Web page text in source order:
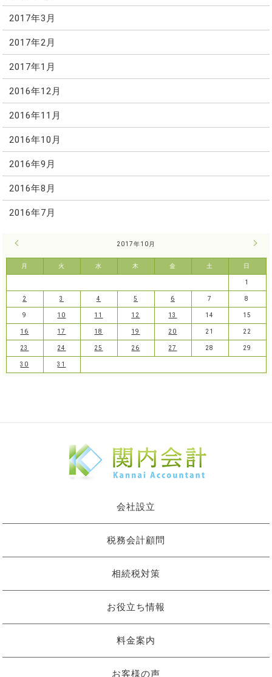
2017年3月
2017年2月
2017年1月
2016年12月
2016年11月
2016年10月
2016年9月
2016年8月
2016年7月
2017年10月
月 火 水 木 金 土 日
11
1
2 3 4 5 6 7 8
9 10 11 12 13 14 15
16 17 18 19 20 21 22
23 24 25 26 27 28 29
30 31
会社設立
税務会計顧問
相続税対策
お役立ち情報
料金案内
お客様の声